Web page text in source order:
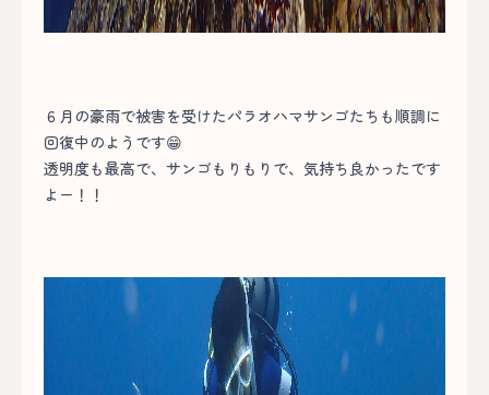
６月の豪雨で被害を受けたパラオハマサンゴたちも順調に
回復中のようです😁
透明度も最高で、サンゴもりもりで、気持ち良かったです
よー！！